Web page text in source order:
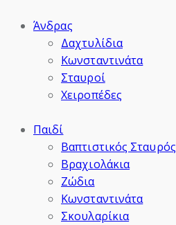
Άνδρας
Δαχτυλίδια
Κωνσταντινάτα
Σταυροί
Χειροπέδες
Παιδί
Βαπτιστικός Σταυρός
Βραχιολάκια
Ζώδια
Κωνσταντινάτα
Σκουλαρίκια